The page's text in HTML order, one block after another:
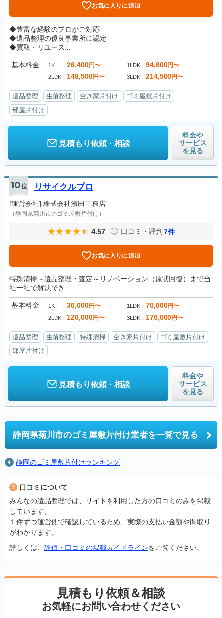
お気に入りに追加
◆豊富な経験のプロがご対応
◆遺品整理の優良事業所に認定
◆買取・リユース...
基本料金 1K 26,400円〜 1LDK 94,600円〜
2LDK 148,500円〜 3LDK 214,500円〜
遺品整理 生前整理 空き家片付け
ゴミ屋敷片付け
部屋片付け
見積もり依頼・相談
料金や
サービス
を見る
10位 リサイクルプロ
[運営会社] 株式会社濱田工務店
（静岡県菊川市のゴミ屋敷片付け）
4.57 口コミ・評判 7件
お気に入りに追加
特殊清掃～遺品整理・査定～リノベーション（原状回復）まで当
社一社で解決でき...
基本料金 1K 30,000円〜 1LDK 70,000円〜
2LDK 120,000円〜 3LDK 170,000円〜
遺品整理 生前整理 特殊清掃 空き家片付け
ゴミ屋敷片付け
部屋片付け
見積もり依頼・相談
料金や
サービス
を見る
静岡県菊川市のゴミ屋敷片付け業者を一覧で見る
静岡のゴミ屋敷片付けランキング
口コミについて
みんなの遺品整理では、サイトを利用した方の口コミのみを掲載
しています。
１件ずつ運営側で確認しているため、実際の支払い金額や間取り
がわかります。
詳しくは、 評価・口コミの掲載ガイドラインをご覧ください。
見積もり依頼＆相談
お気軽にお問い合わせください